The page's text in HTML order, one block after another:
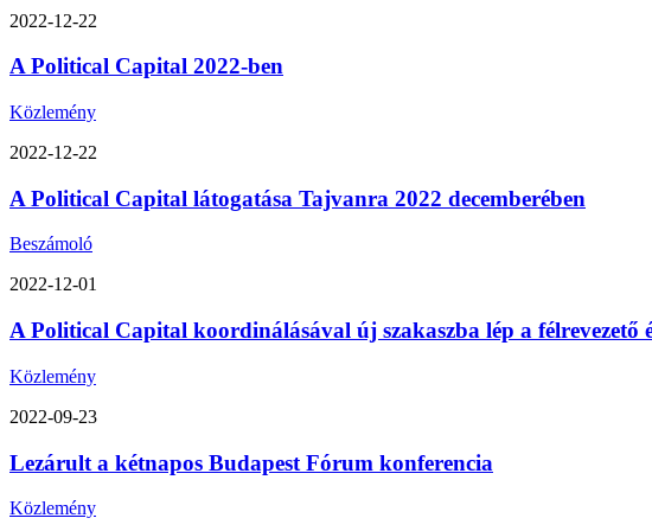
2022-12-22
A Political Capital 2022-ben
Közlemény
2022-12-22
A Political Capital látogatása Tajvanra 2022 decemberében
Beszámoló
2022-12-01
A Political Capital koordinálásával új szakaszba lép a
Közlemény
2022-09-23
Lezárult a kétnapos Budapest Fórum konferencia
Közlemény